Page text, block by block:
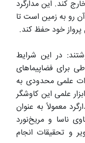
کند. این مدارگرد
آن رو به زمین است تا
پرواز خود حفظ کند.
در این شرایط
برای فضاپیماهای
علمی محدودی به
علمی این کاوشگر
مدارگرد معمولاً به عنوان
ناسا و مریخ‌نورد
و تحقیقات انجام